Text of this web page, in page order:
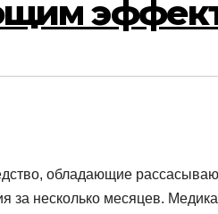
обладающие
за несколько месяцев.